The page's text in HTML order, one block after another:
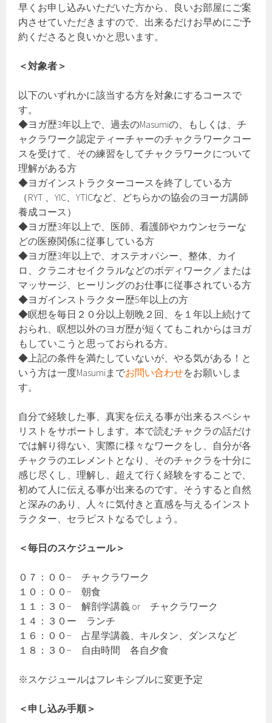
早くお申し込みいただいた方から、良いお部屋にご案
内させていただきますので、出来るだけお早めにご予
約くださると良いかと思います。
＜対象者＞
以下のいずれかに該当する方を対象にするコースで
す。
◆ヨガ歴3年以上で、過去のMasumiの、もしくは、チ
ャクラワーク認定ティーチャーのチャクラワークコー
スを受けて、その練習をしてチャクラワークについて
理解がある方
◆ヨガインストラクターコースを終了している方
（RYT 、YIC、YTICなど、どちらかの協会のヨーガ講師
養成コース）
◆ヨガ歴3年以上で、医師、看護師やカウンセラーな
どの医療関係に従事している方
◆ヨガ歴3年以上で、オステオパシー、整体、カイ
ロ、クラニオセイクラルなどのボディワーク／または
マッサージ、ヒーリングのお仕事に従事されている方
◆ヨガインストラクター歴5年以上の方
◆瞑想を毎日２０分以上朝晩２回、を１年以上続けて
おられ、瞑想以外のヨガ歴が短くてもこれからはヨガ
もしていこうと思っておられる方。
◆上記の条件を満たしていないが、やる気がある！と
いう方は一度Masumiまでお問い合わせをお願いしま
す。
自分で経験した事、真実を伝える事が出来るスペシャ
リストをサポートします。本で読むチャクラの話だけ
では解り得ない、実際に様々なワークをし、自分が各
チャクラのエレメントとなり、そのチャクラを十分に
感じ尽くし、理解し、超えて行く経験をすることで、
初めて人に伝える事が出来るのです。そうすると自然
と深みのあり、人々に気付きと直感を与えるインスト
ラクター、セラピストなるでしょう。
＜毎日のスケジュール＞
０７：００− チャクラワーク
１０：００− 朝食
１１：３０− 解剖学講義 or チャクラワーク
１４：３０ー ランチ
１６：００− 占星学講義、キルタン、ダンスなど
１８：３０− 自由時間 各自夕食
※スケジュールはフレキシブルに変更予定
＜申し込み手順＞